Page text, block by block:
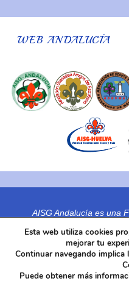
WEB ANDALUCÍA
AISG Andalucía es una
C.I.F.
Se constituye en 2007 y nos
Organización miembro de
Domicilio Social
Esta web utiliza cookies
mejorar tu
Continuar navegando implica
Puede obtener más